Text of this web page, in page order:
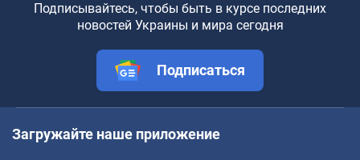
Подписывайтесь, чтобы быть в курсе последних
новостей Украины и мира сегодня
Подписаться
Загружайте наше приложение